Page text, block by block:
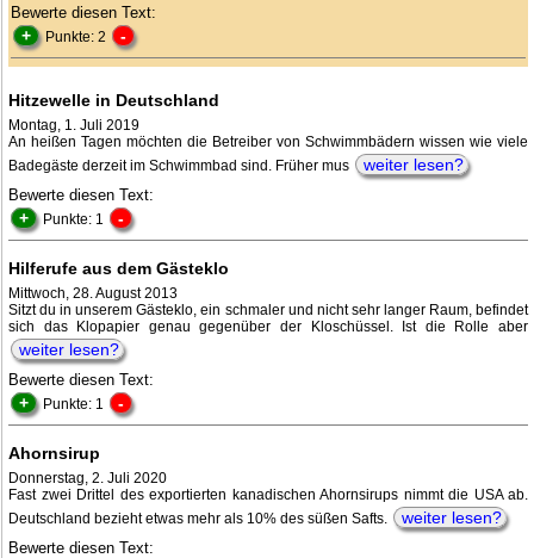
Bewerte diesen Text:
+ Punkte: 2 -
Hitzewelle in Deutschland
Montag, 1. Juli 2019
An heißen Tagen möchten die Betreiber von Schwimmbädern wissen wie viele
Badegäste derzeit im Schwimmbad sind. Früher mus
weiter lesen?
Bewerte diesen Text:
+ Punkte: 1 -
Hilferufe aus dem Gästeklo
Mittwoch, 28. August 2013
Sitzt du in unserem Gästeklo, ein schmaler und nicht sehr langer Raum, befindet
sich das Klopapier genau gegenüber der Kloschüssel. Ist die Rolle aber
weiter lesen?
Bewerte diesen Text:
+ Punkte: 1 -
Ahornsirup
Donnerstag, 2. Juli 2020
Fast zwei Drittel des exportierten kanadischen Ahornsirups nimmt die USA ab.
Deutschland bezieht etwas mehr als 10% des süßen Safts.
weiter lesen?
Bewerte diesen Text: